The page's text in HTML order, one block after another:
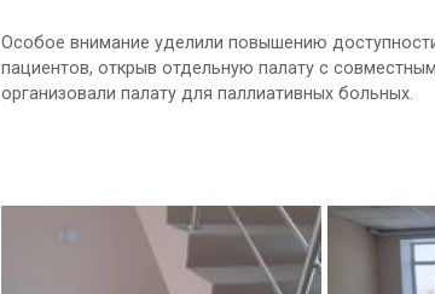
Особое внимание уделили повышению
пациентов, открыв отдельную палату с
организовали палату для паллиативных больных.